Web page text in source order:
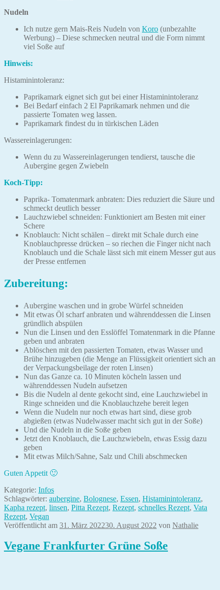
Nudeln
Ich nutze gern Mais-Reis Nudeln von Koro (unbezahlte
Werbung) – Diese schmecken neutral und die Form nimmt
viel Soße auf
Hinweis:
Histaminintoleranz:
Paprikamark eignet sich gut bei einer Histaminintoleranz
Bei Bedarf einfach 2 El Paprikamark nehmen und die
passierte Tomaten weg lassen.
Paprikamark findest du in türkischen Läden
Wassereinlagerungen:
Wenn du zu Wassereinlagerungen tendierst, tausche die
Aubergine gegen Zwiebeln
Koch-Tipp:
Paprika- Tomatenmark anbraten: Dies reduziert die Säure und
schmeckt deutlich besser
Lauchzwiebel schneiden: Funktioniert am Besten mit einer
Schere
Knoblauch: Nicht schälen – direkt mit Schale durch eine
Knoblauchpresse drücken – so riechen die Finger nicht nach
Knoblauch und die Schale lässt sich mit einem Messer gut aus
der Presse entfernen
Zubereitung:
Aubergine waschen und in grobe Würfel schneiden
Mit etwas Öl scharf anbraten und währenddessen die Linsen
gründlich abspülen
Nun die Linsen und den Esslöffel Tomatenmark in die Pfanne
geben und anbraten
Ablöschen mit den passierten Tomaten, etwas Wasser und
Brühe hinzugeben (die Menge an Flüssigkeit orientiert sich an
der Verpackungsbeilage der roten Linsen)
Nun das Ganze ca. 10 Minuten köcheln lassen und
währenddessen Nudeln aufsetzen
Bis die Nudeln al dente gekocht sind, eine Lauchzwiebel in
Ringe schneiden und die Knoblauchzehe bereit legen
Wenn die Nudeln nur noch etwas hart sind, diese grob
abgießen (etwas Nudelwasser macht sich gut in der Soße)
Und die Nudeln in die Soße geben
Jetzt den Knoblauch, die Lauchzwiebeln, etwas Essig dazu
geben
Mit etwas Milch/Sahne, Salz und Chili abschmecken
Guten Appetit 🙂
Kategorie: Infos
Schlagwörter: aubergine, Bolognese, Essen, Histaminintoleranz,
Kapha rezept, linsen, Pitta Rezept, Rezept, schnelles Rezept, Vata
Rezept, Vegan
Veröffentlicht am 31. März 202230. August 2022 von Nathalie
Vegane Frankfurter Grüne Soße